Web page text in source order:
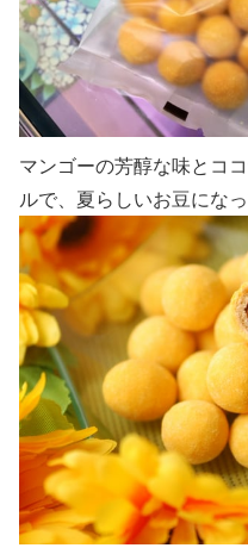
マンゴーの芳醇な味とコ
ルで、夏らしいお豆になっ